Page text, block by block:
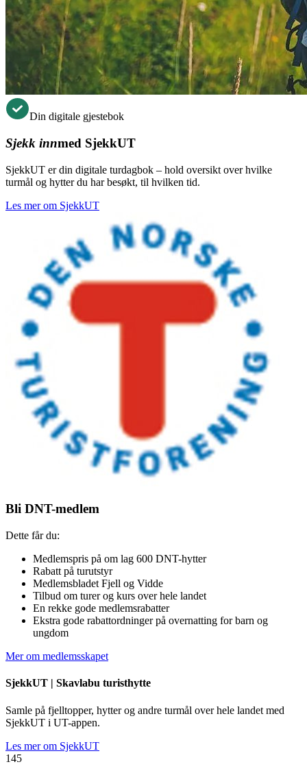
Din digitale gjestebok
Sjekk innmed SjekkUT
SjekkUT er din digitale turdagbok – hold oversikt over hvilke
turmål og hytter du har besøkt, til hvilken tid.
Les mer om SjekkUT
Bli DNT-medlem
Dette får du:
Medlemspris på om lag 600 DNT-hytter
Rabatt på turutstyr
Medlemsbladet Fjell og Vidde
Tilbud om turer og kurs over hele landet
En rekke gode medlemsrabatter
Ekstra gode rabattordninger på overnatting for barn og
ungdom
Mer om medlemsskapet
SjekkUT | Skavlabu turisthytte
Samle på fjelltopper, hytter og andre turmål over hele landet med
SjekkUT i UT-appen.
Les mer om SjekkUT
145